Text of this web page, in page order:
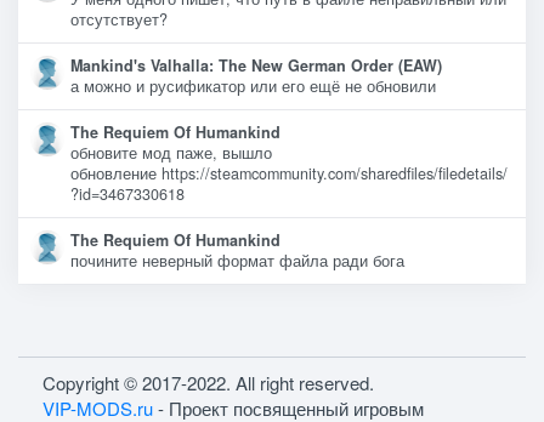
отсутствует?
Mankind's Valhalla: The New German Order (EAW)
а можно и русификатор или его ещё не обновили
The Requiem Of Humankind
обновите мод паже, вышло
обновление https://steamcommunity.com/sharedfiles/filedetails/
?id=3467330618
The Requiem Of Humankind
почините неверный формат файла ради бога
Copyright © 2017-2022. All right reserved.
VIP-MODS.ru- Проект посвященный игровым